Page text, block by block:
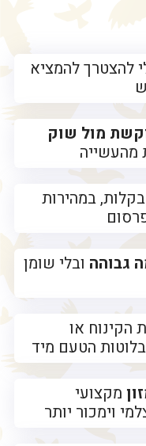
להצטרך להמציא
מול שוק
מהעשייה
במהירות
גבוהה ובלי שומן
הקינוח או
הטעם מיד
מקצועי
וימכור יותר